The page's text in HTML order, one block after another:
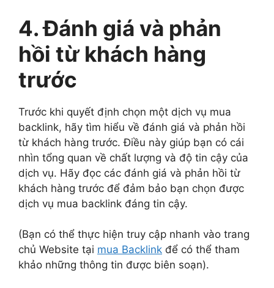
4. Đánh giá và phản
hồi từ khách hàng
trước
Trước khi quyết định chọn một dịch vụ mua
backlink, hãy tìm hiểu về đánh giá và phản hồi
từ khách hàng trước. Điều này giúp bạn có cái
nhìn tổng quan về chất lượng và độ tin cậy của
dịch vụ. Hãy đọc các đánh giá và phản hồi từ
khách hàng trước để đảm bảo bạn chọn được
dịch vụ mua backlink đáng tin cậy.
(Bạn có thể thực hiện truy cập nhanh vào trang
chủ Website tại mua Backlink để có thể tham
khảo những thông tin được biên soạn).